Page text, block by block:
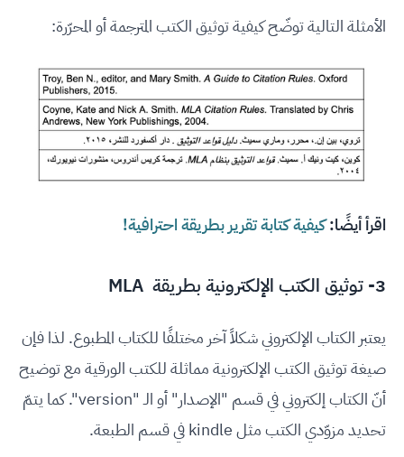
الأمثلة التالية توضّح كيفية توثيق الكتب المترجمة أو المحرّرة:
اقرأ أيضًا:كيفية كتابة تقرير بطريقة احترافية!
3- توثيق الكتب الإلكترونية بطريقة MLA
يعتبر الكتاب الإلكتروني شكلاً آخر مختلفًا للكتاب المطبوع. لذا فإن
صيغة توثيق الكتب الإلكترونية مماثلة للكتب الورقية مع توضيح
أنّ الكتاب إلكتروني في قسم "الإصدار" أو الـ "version". كما يتمّ
تحديد مزوّدي الكتب مثل kindle في قسم الطبعة.